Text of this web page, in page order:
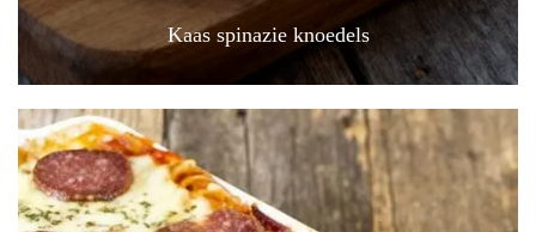
Kaas spinazie knoedels